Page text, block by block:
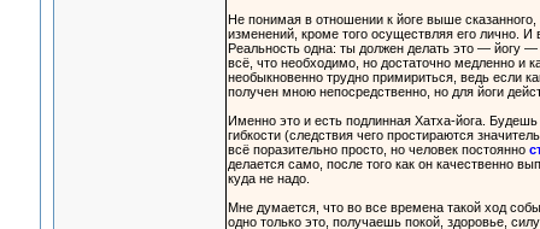
Не понимая в отношении к йоге выше
изменений, кроме того осуществляя его лично.
Реальность одна: ты должен делать это — йогу
всё, что необходимо, но достаточно медленно и
необыкновенно трудно примириться, ведь если
получен мною непосредственно, но для йоги
Именно это и есть подлинная Хатха-йога.
гибкости (следствия чего простираются
всё поразительно просто, но человек постоянно
делается само, после того как он качественно
куда не надо.
Мне думается, что во все времена такой ход
одно только это, получаешь покой, здоровье,